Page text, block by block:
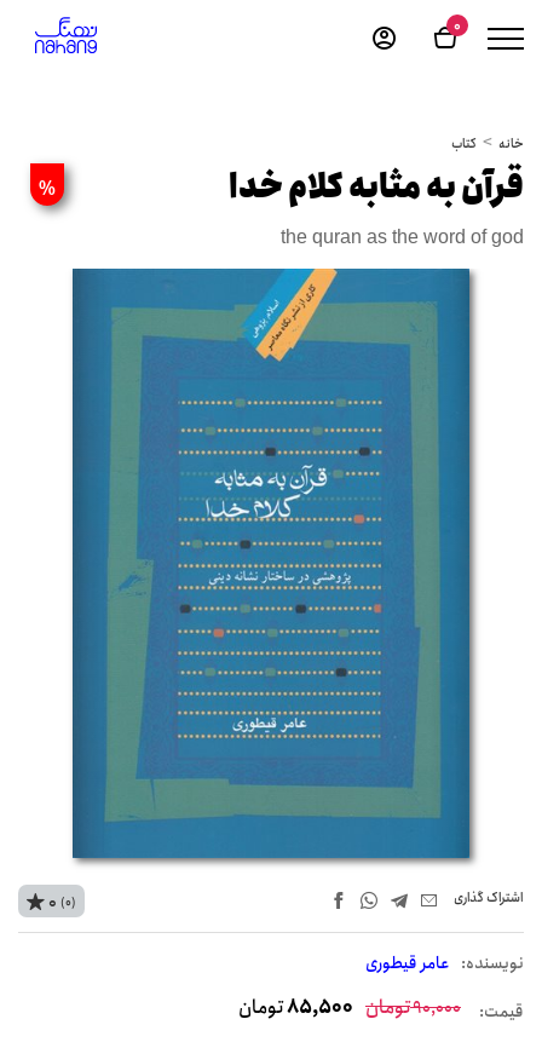
0
خانه کتاب
% قرآن به مثابه کلام خدا
the quran as the word of god
اشتراک‌ گذاری
نويسنده: عامر قیطوری
0 (0)
قیمت: 90,000تومان 85,500تومان